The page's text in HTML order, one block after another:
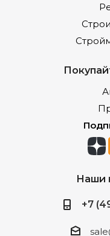
Наши
+7